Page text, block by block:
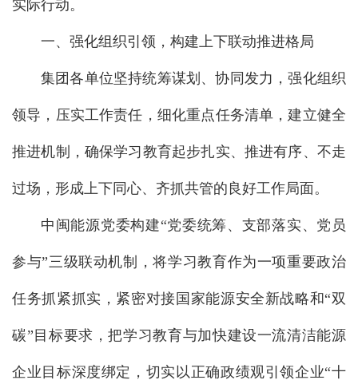
实际行动。
一、强化组织引领，构建上下联动推进格局
集团各单位坚持统筹谋划、协同发力，强化组织
领导，压实工作责任，细化重点任务清单，建立健全
推进机制，确保学习教育起步扎实、推进有序、不走
过场，形成上下同心、齐抓共管的良好工作局面。
中闽能源党委构建“党委统筹、支部落实、党员
参与”三级联动机制，将学习教育作为一项重要政治
任务抓紧抓实，紧密对接国家能源安全新战略和“双
碳”目标要求，把学习教育与加快建设一流清洁能源
企业目标深度绑定，切实以正确政绩观引领企业“十